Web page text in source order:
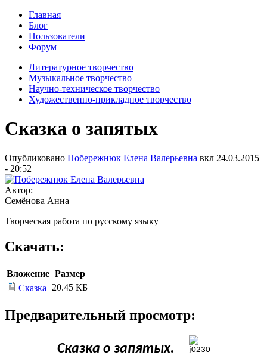
Главная
Блог
Пользователи
Форум
Литературное творчество
Музыкальное творчество
Научно-техническое творчество
Художественно-прикладное творчество
Сказка о запятых
Опубликовано Побережнюк Елена Валерьевна вкл 24.03.2015
- 20:52
Автор:
Семёнова Анна
Творческая работа по русскому языку
Скачать:
Вложение Размер
Сказка
20.45 КБ
Предварительный просмотр:
Сказка о запятых.